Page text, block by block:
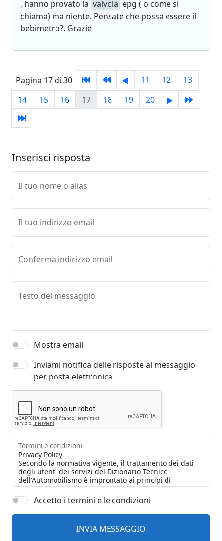
, hanno provato la valvola epg ( o come si
chiama) ma niente. Pensate che possa essere il
bebimetro?. Grazie
Pagina 17 di 30 11 12
13
14
15 16 17 18 19 20
Inserisci risposta
Il tuo nome o alias
Il tuo indirizzo email
Conferma indirizzo email
Testo del messaggio
Mostra email
Inviami notifica delle risposte al messaggio
per posta elettronica
Termini e condizioni
Accetto i termini e le condizioni